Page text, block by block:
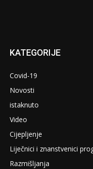
KATEGORIJE
Covid-19
Novosti
istaknuto
Video
Cijepljenje
Liječnici i znanstvenici
Razmišljanja